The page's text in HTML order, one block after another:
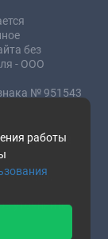
работы
без
- ООО
№ 951543
и не
уточняйте у